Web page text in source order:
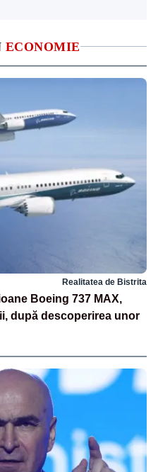
ECONOMIE
Realitatea de Bistrita
Boeing 737 MAX,
după descoperirea unor